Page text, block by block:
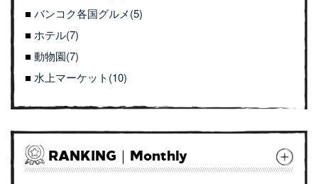
バンコク各国グルメ(5)
ホテル(7)
動物園(7)
水上マーケット(10)
RANKING｜Monthly